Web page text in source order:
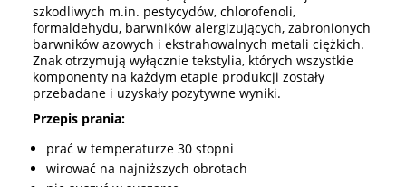
szkodliwych m.in. pestycydów, chlorofenoli,
formaldehydu, barwników alergizujących, zabronionych
barwników azowych i ekstrahowalnych metali ciężkich.
Znak otrzymują wyłącznie tekstylia, których wszystkie
komponenty na każdym etapie produkcji zostały
przebadane i uzyskały pozytywne wyniki.
Przepis prania:
prać w temperaturze 30 stopni
wirować na najniższych obrotach